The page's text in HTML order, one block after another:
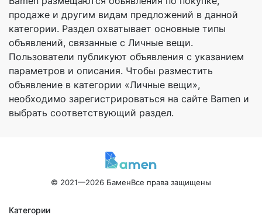
продаже и другим видам предложений в данной
категории. Раздел охватывает основные типы
объявлений, связанные с Личные вещи.
Пользователи публикуют объявления с указанием
параметров и описания. Чтобы разместить
объявление в категории «Личные вещи»,
необходимо зарегистрироваться на сайте Bamen и
выбрать соответствующий раздел.
© 2021—2026 БаменВсе права защищены
Категории